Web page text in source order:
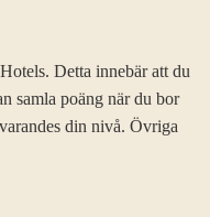
Detta innebär att du
samla poäng när du bor
din nivå. Övriga